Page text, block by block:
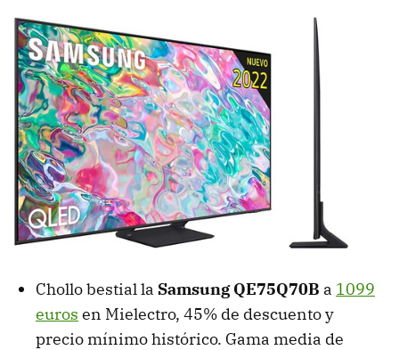
Chollo bestial la Samsung QE75Q70B a 1099
euros en Mielectro, 45% de descuento y
precio mínimo histórico. Gama media de